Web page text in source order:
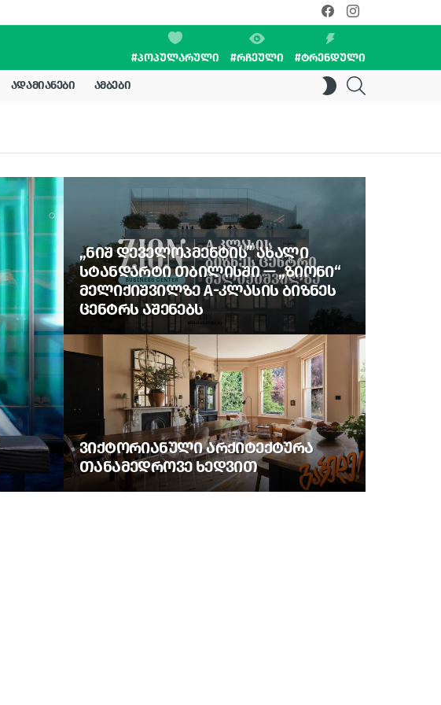
facebookinstagram
#ᲞᲝᲞᲣᲚᲐᲠᲣᲚᲘ #ᲠᲩᲔᲣᲚᲘ #ᲢᲠᲔᲜᲓᲣᲚᲘ
ᲐᲓᲐᲛᲘᲐᲜᲔᲑᲘ ᲐᲛᲑᲔᲑᲘ
SWITCH
SKIN
„ᲜᲘᲨ ᲓᲔᲕᲔᲚᲝᲞᲛᲔᲜᲢᲘᲡ” ᲐᲮᲐᲚᲘ
ᲡᲢᲐᲜᲓᲐᲠᲢᲘ ᲗᲑᲘᲚᲘᲡᲨᲘ — „ᲖᲘᲝᲜᲘ“
ᲛᲔᲚᲘᲥᲘᲨᲕᲘᲚᲖᲔ A-ᲙᲚᲐᲡᲘᲡ ᲑᲘᲖᲜᲔᲡ
ᲪᲔᲜᲢᲠᲡ ᲐᲨᲔᲜᲔᲑᲡ
ᲕᲘᲥᲢᲝᲠᲘᲐᲜᲣᲚᲘ ᲐᲠᲥᲘᲢᲔᲥᲢᲣᲠᲐ
ᲗᲐᲜᲐᲛᲔᲓᲠᲝᲕᲔ ᲮᲔᲓᲕᲘᲗ